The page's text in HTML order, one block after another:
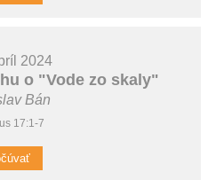
2024
o "Vode zo skaly"
Bán
17:1-7